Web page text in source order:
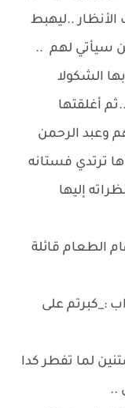
..ليهبط
سيأتي لهم ..
الشكولا
أغلقتها
وعبد الرحمن
ترتدي فستانه
إليها
الطعام قائلة
:_كبرتم على
لما تفطر كدا
..